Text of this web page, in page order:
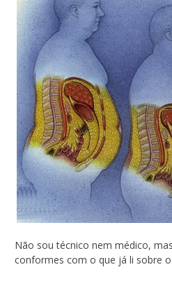
Não sou técnico nem médico,
conformes com o que já li sobre